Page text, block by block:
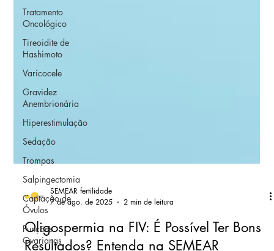
Tratamento
Oncológico
Tireoidite de
Hashimoto
Varicocele
Gravidez
Anembrionária
Hiperestimulação
Sedação
Trompas
Salpingectomia
Captação de
Óvulos
Punções
Ovarianas
SEMEAR fertilidade
7 de ago. de 2025
2 min de leitura